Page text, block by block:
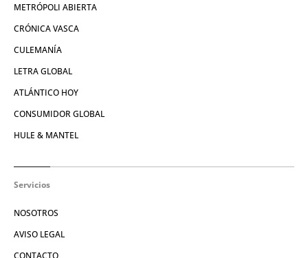
METRÓPOLI ABIERTA
CRÓNICA VASCA
CULEMANÍA
LETRA GLOBAL
ATLÁNTICO HOY
CONSUMIDOR GLOBAL
HULE & MANTEL
Servicios
NOSOTROS
AVISO LEGAL
CONTACTO